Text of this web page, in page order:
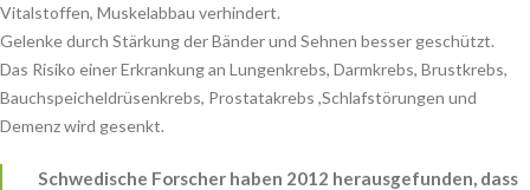
Vitalstoffen, Muskelabbau verhindert.
Gelenke durch Stärkung der Bänder und Sehnen besser geschützt.
Das Risiko einer Erkrankung an Lungenkrebs, Darmkrebs, Brustkrebs,
Bauchspeicheldrüsenkrebs, Prostatakrebs ,Schlafstörungen und
Demenz wird gesenkt.
Schwedische Forscher haben 2012 herausgefunden, dass